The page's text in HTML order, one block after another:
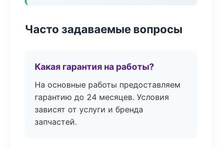
Часто задаваемые вопросы
Какая гарантия на работы?
На основные работы предоставляем
гарантию до 24 месяцев. Условия
зависят от услуги и бренда
запчастей.